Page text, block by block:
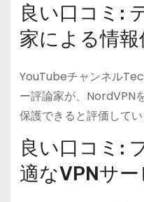
良い口コミ:
家による情
YouTubeチャンネル
ー評論家が、NordVPN
保護できると評価してい
良い口コミ:
適なVPNサー